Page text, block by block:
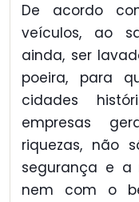
De acordo
veículos, ao
ainda, ser
poeira, para
cidades
empresas
riquezas, não
segurança e a
nem com o